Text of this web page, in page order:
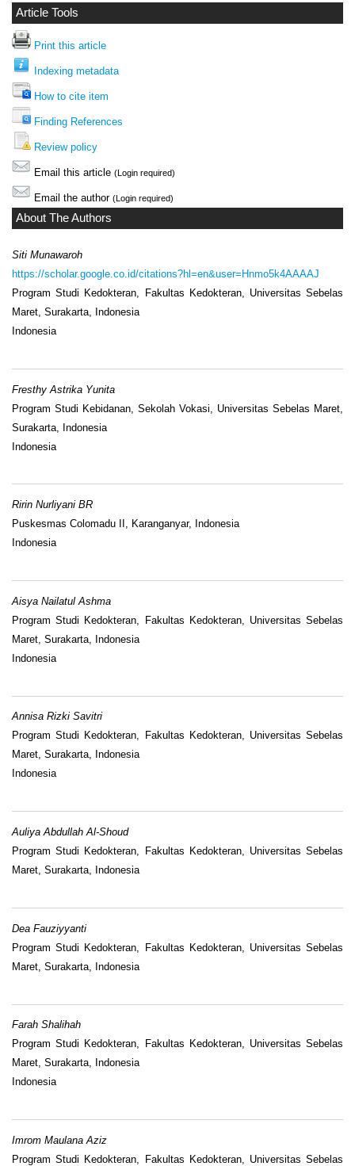
Article Tools
Print this article
Indexing metadata
How to cite item
Finding References
Review policy
Email this article (Login required)
Email the author (Login required)
About The Authors
Siti Munawaroh
https://scholar.google.co.id/citations?hl=en&user=Hnmo5k4AAAAJ
Program Studi Kedokteran, Fakultas Kedokteran, Universitas Sebelas
Maret, Surakarta, Indonesia
Indonesia
Fresthy Astrika Yunita
Program Studi Kebidanan, Sekolah Vokasi, Universitas Sebelas Maret,
Surakarta, Indonesia
Indonesia
Ririn Nurliyani BR
Puskesmas Colomadu II, Karanganyar, Indonesia
Indonesia
Aisya Nailatul Ashma
Program Studi Kedokteran, Fakultas Kedokteran, Universitas Sebelas
Maret, Surakarta, Indonesia
Indonesia
Annisa Rizki Savitri
Program Studi Kedokteran, Fakultas Kedokteran, Universitas Sebelas
Maret, Surakarta, Indonesia
Indonesia
Auliya Abdullah Al-Shoud
Program Studi Kedokteran, Fakultas Kedokteran, Universitas Sebelas
Maret, Surakarta, Indonesia
Dea Fauziyyanti
Program Studi Kedokteran, Fakultas Kedokteran, Universitas Sebelas
Maret, Surakarta, Indonesia
Farah Shalihah
Program Studi Kedokteran, Fakultas Kedokteran, Universitas Sebelas
Maret, Surakarta, Indonesia
Indonesia
Imrom Maulana Aziz
Program Studi Kedokteran, Fakultas Kedokteran, Universitas Sebelas